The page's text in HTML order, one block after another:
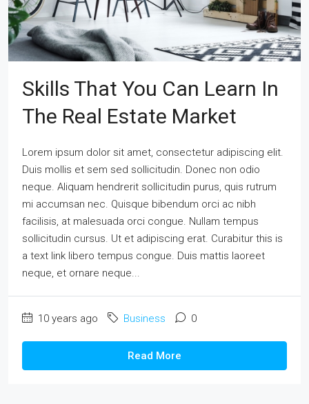
Skills That You Can Learn In
The Real Estate Market
Lorem ipsum dolor sit amet, consectetur adipiscing elit.
Duis mollis et sem sed sollicitudin. Donec non odio
neque. Aliquam hendrerit sollicitudin purus, quis rutrum
mi accumsan nec. Quisque bibendum orci ac nibh
facilisis, at malesuada orci congue. Nullam tempus
sollicitudin cursus. Ut et adipiscing erat. Curabitur this is
a text link libero tempus congue. Duis mattis laoreet
neque, et ornare neque...
10 years ago Business 0
Read More